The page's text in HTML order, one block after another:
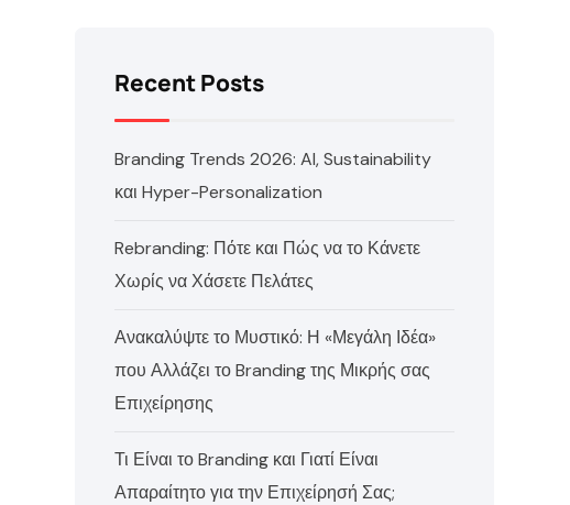
Recent Posts
Branding Trends 2026: AI, Sustainability
και Hyper-Personalization
Rebranding: Πότε και Πώς να το Κάνετε
Χωρίς να Χάσετε Πελάτες
Ανακαλύψτε το Μυστικό: Η «Μεγάλη Ιδέα»
που Αλλάζει το Branding της Μικρής σας
Επιχείρησης
Τι Είναι το Branding και Γιατί Είναι
Απαραίτητο για την Επιχείρησή Σας;